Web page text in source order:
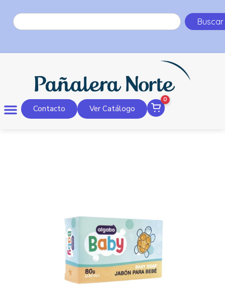
Buscar
Contacto Ver Catálogo
0